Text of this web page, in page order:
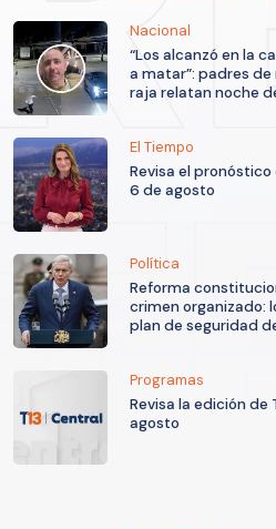
Nacional
“Los alcanzó en la
a matar”: padres
raja relatan noche
El Tiempo
Revisa el
6 de agosto
Política
Reforma
crimen organizado:
plan de seguridad
Programas
Revisa la edición de
agosto